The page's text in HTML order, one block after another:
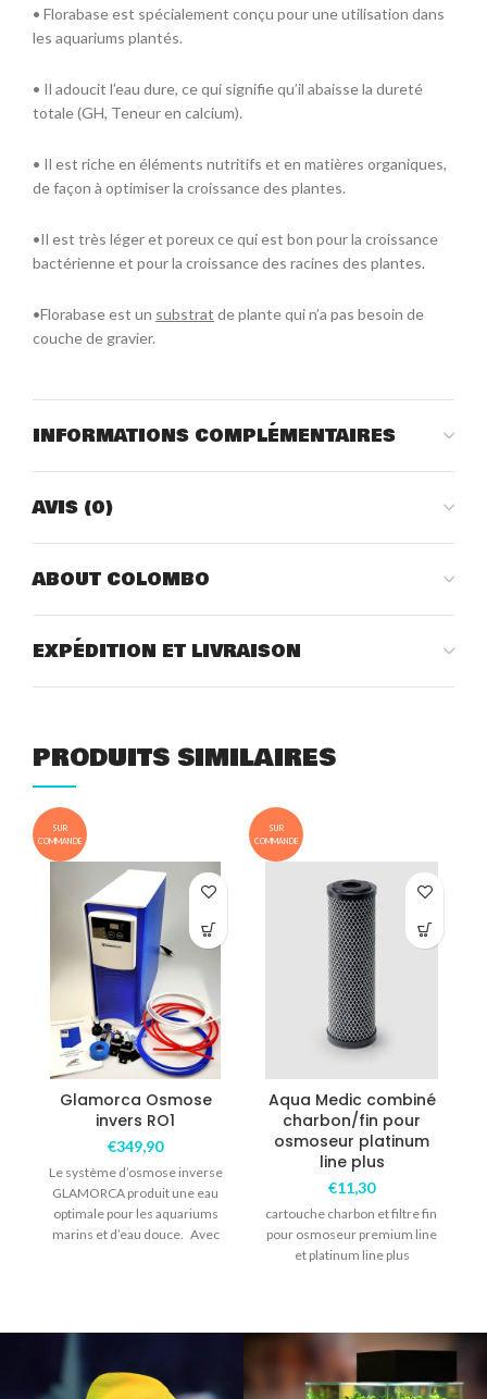
• Florabase est spécialement conçu pour une utilisation dans
les aquariums plantés.
• Il adoucit l’eau dure, ce qui signifie qu’il abaisse la dureté
totale (GH, Teneur en calcium).
• Il est riche en éléments nutritifs et en matières organiques,
de façon à optimiser la croissance des plantes.
•Il est très léger et poreux ce qui est bon pour la croissance
bactérienne et pour la croissance des racines des plantes.
•Florabase est un substrat de plante qui n’a pas besoin de
couche de gravier.
INFORMATIONS COMPLÉMENTAIRES
AVIS (0)
ABOUT COLOMBO
EXPÉDITION ET LIVRAISON
PRODUITS SIMILAIRES
SUR
COMMANDE
Glamorca Osmose
invers RO1
€349,90
Le système d’osmose inverse
GLAMORCA produit une eau
optimale pour les aquariums
marins et d’eau douce. Avec
SUR
COMMANDE
Aqua Medic combiné
charbon/fin pour
osmoseur platinum
line plus
€11,30
cartouche charbon et filtre fin
pour osmoseur premium line
et platinum line plus